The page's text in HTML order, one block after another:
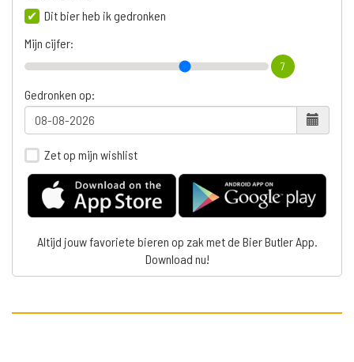
Dit bier heb ik gedronken
Mijn cijfer:
7
Gedronken op:
Zet op mijn wishlist
Altijd jouw favoriete bieren op zak met de Bier Butler App.
Download nu!